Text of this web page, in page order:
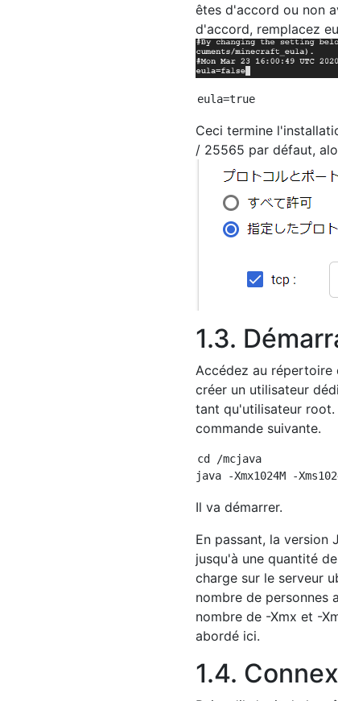
êtes d'accord ou non
d'accord, remplacez
Ceci termine
/ 25565 par défaut,
1.3.
Accédez au répertoire
créer un utilisateur
tant qu'utilisateur root.
commande suivante.
cd /mcjava
Il va démarrer.
En passant, la version
jusqu'à une quantité
charge sur le serveur
nombre de personnes
nombre de -Xmx et -
abordé ici.
1.4.